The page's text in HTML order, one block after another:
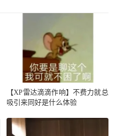
【XP雷达滴滴作响】不费力就总
吸引来同好是什么体验